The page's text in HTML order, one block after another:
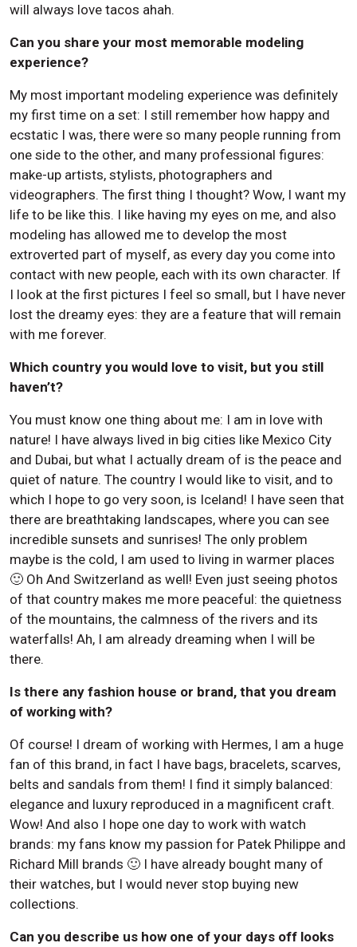
will always love tacos ahah.
Can you share your most memorable modeling
experience?
My most important modeling experience was definitely
my first time on a set: I still remember how happy and
ecstatic I was, there were so many people running from
one side to the other, and many professional figures:
make-up artists, stylists, photographers and
videographers. The first thing I thought? Wow, I want my
life to be like this. I like having my eyes on me, and also
modeling has allowed me to develop the most
extroverted part of myself, as every day you come into
contact with new people, each with its own character. If
I look at the first pictures I feel so small, but I have never
lost the dreamy eyes: they are a feature that will remain
with me forever.
Which country you would love to visit, but you still
haven’t?
You must know one thing about me: I am in love with
nature! I have always lived in big cities like Mexico City
and Dubai, but what I actually dream of is the peace and
quiet of nature. The country I would like to visit, and to
which I hope to go very soon, is Iceland! I have seen that
there are breathtaking landscapes, where you can see
incredible sunsets and sunrises! The only problem
maybe is the cold, I am used to living in warmer places
🙂 Oh And Switzerland as well! Even just seeing photos
of that country makes me more peaceful: the quietness
of the mountains, the calmness of the rivers and its
waterfalls! Ah, I am already dreaming when I will be
there.
Is there any fashion house or brand, that you dream
of working with?
Of course! I dream of working with Hermes, I am a huge
fan of this brand, in fact I have bags, bracelets, scarves,
belts and sandals from them! I find it simply balanced:
elegance and luxury reproduced in a magnificent craft.
Wow! And also I hope one day to work with watch
brands: my fans know my passion for Patek Philippe and
Richard Mill brands 🙂 I have already bought many of
their watches, but I would never stop buying new
collections.
Can you describe us how one of your days off looks